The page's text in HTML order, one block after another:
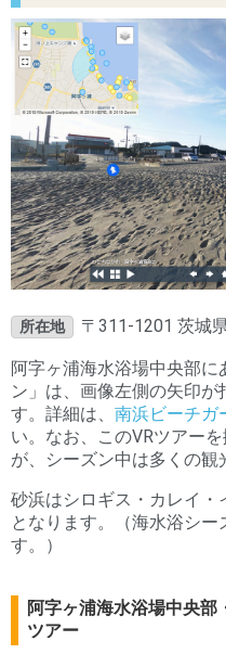
所在地 〒311-1201 茨城
阿字ヶ浦海水浴場中央部
ン」は、画像左側の矢印
す。詳細は、 南浜ビーチガ
い。なお、このVRツアー
が、シーズン中は多くの観
砂浜はシロギス・カレイ
となります。（海水浴シー
す。）
阿字ヶ浦海水浴場中央部
ツアー